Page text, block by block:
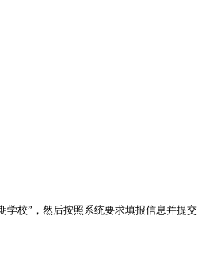
学校”，然后按照系统要求填报信息并提交